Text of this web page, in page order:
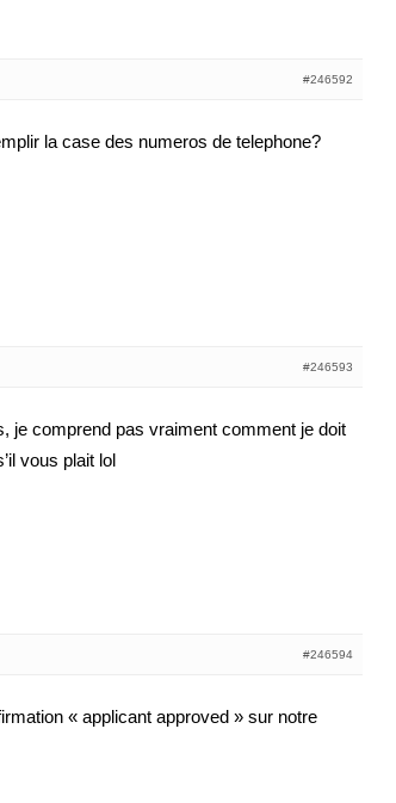
#246592
la case des numeros de telephone?
#246593
je comprend pas vraiment comment je doit
vous plait lol
#246594
« applicant approved » sur notre